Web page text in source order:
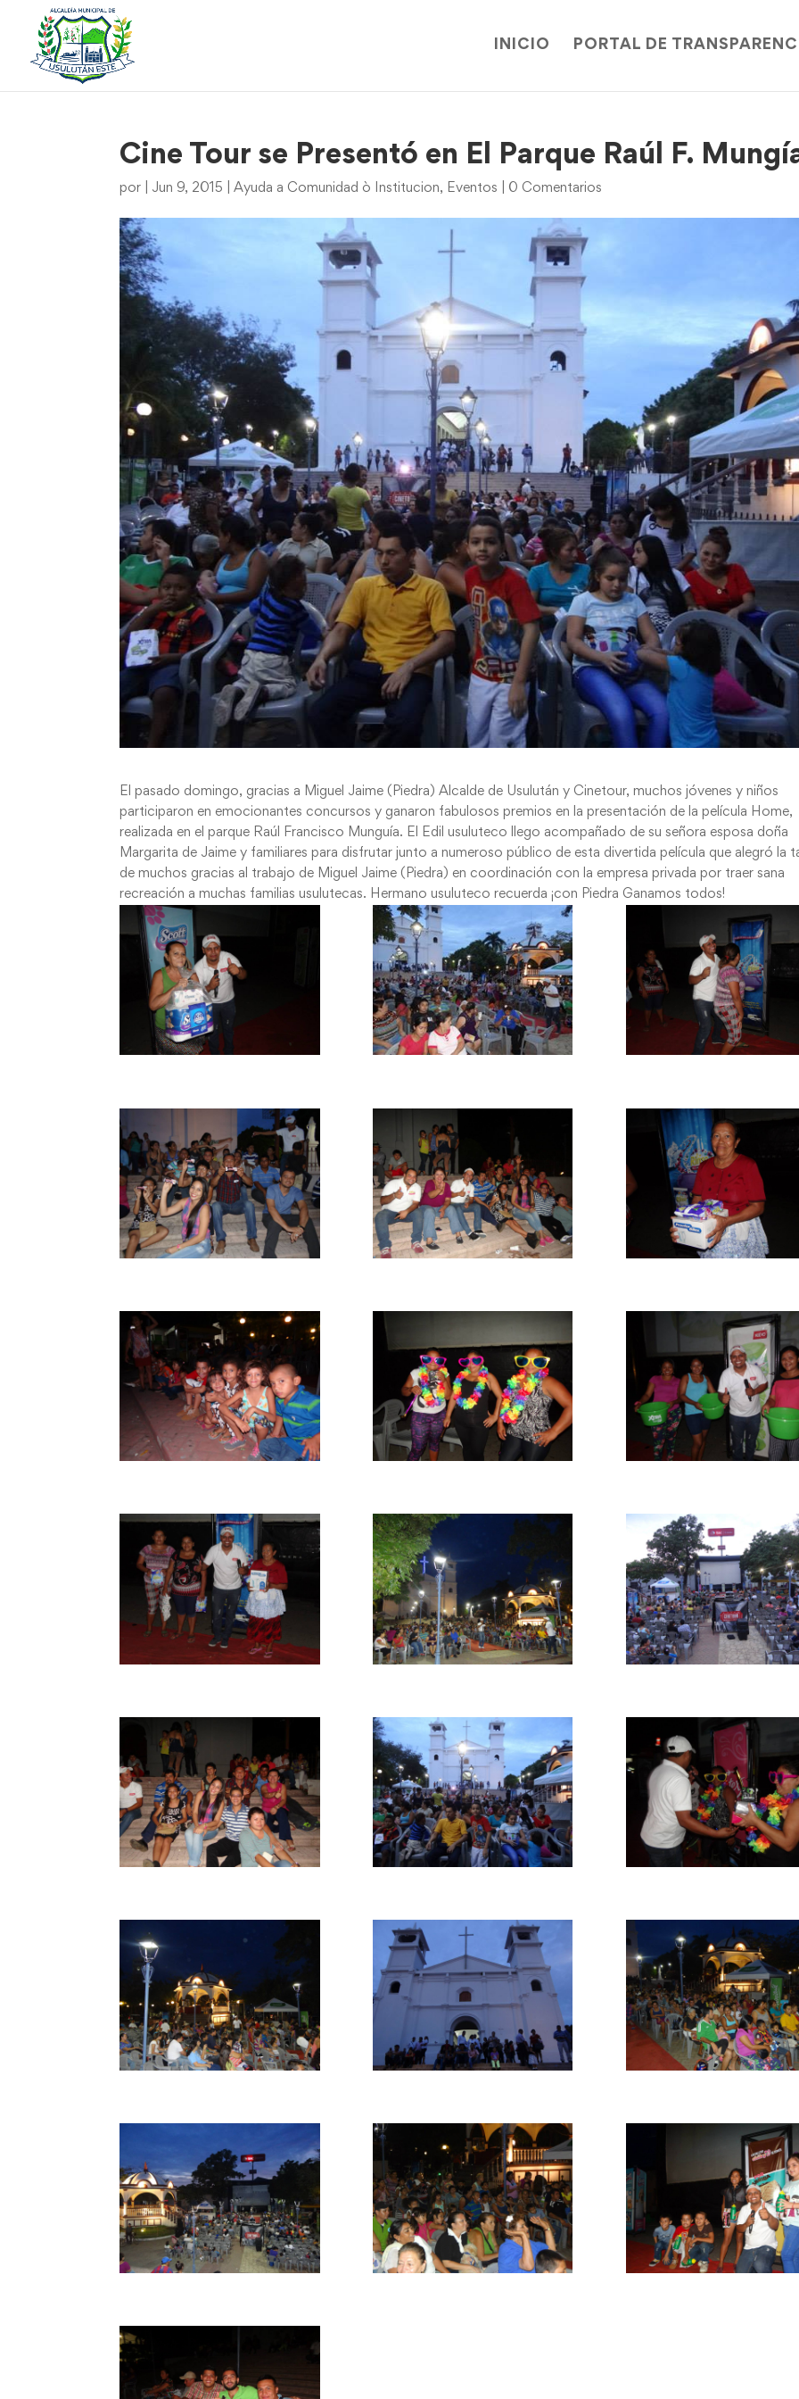
INICIO PORTAL DE
Cine Tour se Presentó en El Parque Raúl F.
por Jun 9, 2015 |Ayuda a Comunidad ò Institucion, Eventos 0 Comentarios
El pasado domingo, gracias a Miguel Jaime (Piedra) Alcalde de Usulután y Cinetour, muchos jóvenes y niños
participaron en emocionantes concursos y ganaron fabulosos premios en la presentación de la película Home,
realizada en el parque Raúl Francisco Munguía. El Edil usuluteco llego acompañado de su señora esposa doña
Margarita de Jaime y familiares para disfrutar junto a numeroso público de esta divertida película que alegró la
de muchos gracias al trabajo de Miguel Jaime (Piedra) en coordinación con la empresa privada por traer sana
recreación a muchas familias usulutecas. Hermano usuluteco recuerda ¡con Piedra Ganamos todos!